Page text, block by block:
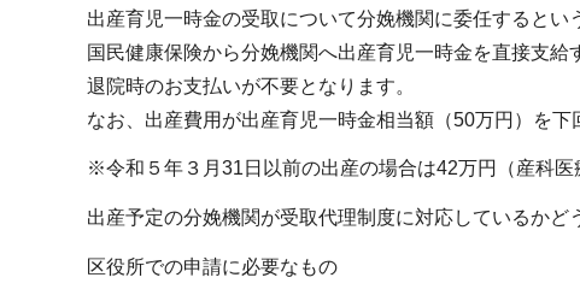
出産育児一時金の受取について分娩機関に委任するとい
国民健康保険から分娩機関へ出産育児一時金を直接支
退院時のお支払いが不要となります。
なお、出産費用が出産育児一時金相当額（50万円）を
※令和５年３月31日以前の出産の場合は42万円（産科医
出産予定の分娩機関が受取代理制度に対応しているかど
区役所での申請に必要なもの